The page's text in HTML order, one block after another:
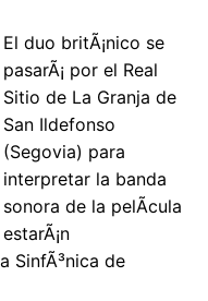
El duo britÃ¡nico se
pasarÃ¡ por el Real
Sitio de La Granja de
San Ildefonso
(Segovia) para
interpretar la banda
sonora de la pelÃ­cula
SinfÃ³nica de